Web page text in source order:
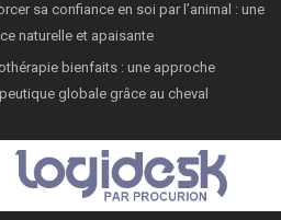
sa confiance en soi par l’animal : une
naturelle et apaisante
bienfaits : une approche
globale grâce au cheval